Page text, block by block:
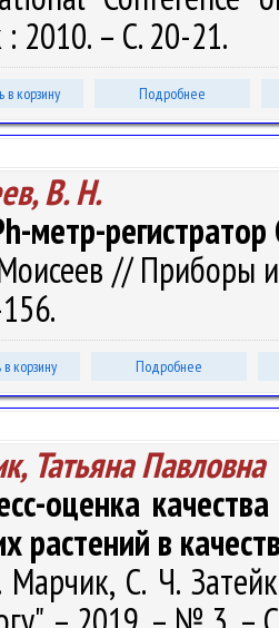
2010. – С. 20-21.
в корзину Подробнее
В. Н.
метр-регистратор
// Приборы
корзину Подробнее
Татьяна Павловна
оценка
растений в
С. Ч.